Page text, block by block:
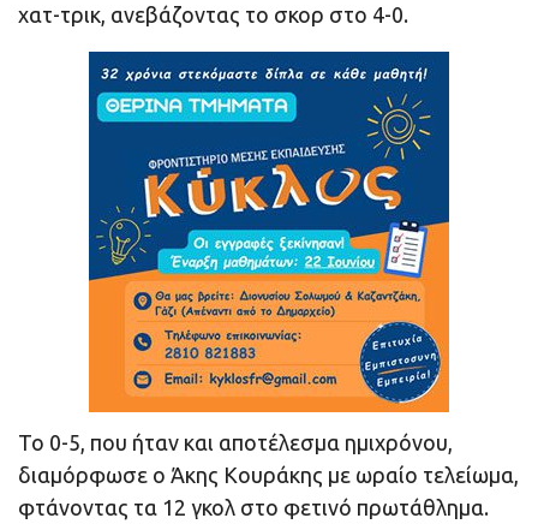
χατ-τρικ, ανεβάζοντας το σκορ στο 4-0.
Το 0-5, που ήταν και αποτέλεσμα ημιχρόνου,
διαμόρφωσε ο Άκης Κουράκης με ωραίο τελείωμα,
φτάνοντας τα 12 γκολ στο φετινό πρωτάθλημα.